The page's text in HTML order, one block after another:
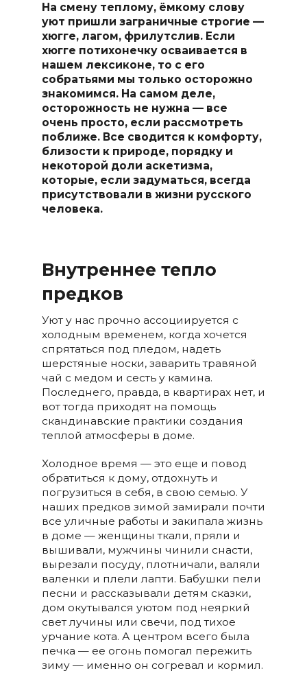
На смену теплому, ёмкому слову
уют пришли заграничные строгие —
хюгге, лагом, фрилутслив. Если
хюгге потихонечку осваивается в
нашем лексиконе, то с его
собратьями мы только осторожно
знакомимся. На самом деле,
осторожность не нужна — все
очень просто, если рассмотреть
поближе. Все сводится к комфорту,
близости к природе, порядку и
некоторой доли аскетизма,
которые, если задуматься, всегда
присутствовали в жизни русского
человека.
Внутреннее тепло
предков
Уют у нас прочно ассоциируется с
холодным временем, когда хочется
спрятаться под пледом, надеть
шерстяные носки, заварить травяной
чай с медом и сесть у камина.
Последнего, правда, в квартирах нет, и
вот тогда приходят на помощь
скандинавские практики создания
теплой атмосферы в доме.
Холодное время — это еще и повод
обратиться к дому, отдохнуть и
погрузиться в себя, в свою семью. У
наших предков зимой замирали почти
все уличные работы и закипала жизнь
в доме — женщины ткали, пряли и
вышивали, мужчины чинили снасти,
вырезали посуду, плотничали, валяли
валенки и плели лапти. Бабушки пели
песни и рассказывали детям сказки,
дом окутывался уютом под неяркий
свет лучины или свечи, под тихое
урчание кота. А центром всего была
печка — ее огонь помогал пережить
зиму — именно он согревал и кормил.